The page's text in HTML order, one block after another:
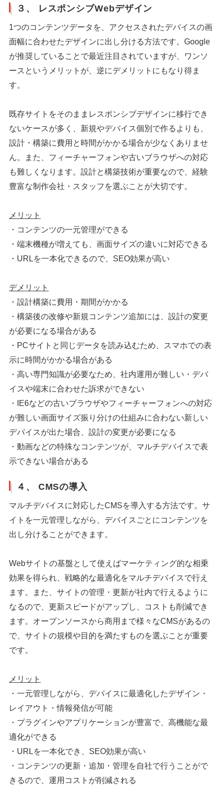
３、 レスポンシブWebデザイン
1つのコンテンツデータを、アクセスされたデバイスの画
面幅に合わせたデザインに出し分ける方法です。Google
が推奨していることで最近注目されていますが、ワンソ
ースというメリットが、逆にデメリットにもなり得ま
す。
既存サイトをそのままレスポンシブデザインに移行でき
ないケースが多く、新規やデバイス個別で作るよりも、
設計・構築に費用と時間がかかる場合が少なくありませ
ん。また、フィーチャーフォンや古いブラウザへの対応
も難しくなります。設計と構築技術が重要なので、経験
豊富な制作会社・スタッフを選ぶことが大切です。
メリット
・コンテンツの一元管理ができる
・端末機種が増えても、画面サイズの違いに対応できる
・URLを一本化できるので、SEO効果が高い
デメリット
・設計構築に費用・期間がかかる
・構築後の改修や新規コンテンツ追加には、設計の変更
が必要になる場合がある
・PCサイトと同じデータを読み込むため、スマホでの表
示に時間がかかる場合がある
・高い専門知識が必要なため、社内運用が難しい・デバ
イスや端末に合わせた訴求ができない
・IE6などの古いブラウザやフィーチャーフォンへの対応
が難しい画面サイズ振り分けの仕組みに合わない新しい
デバイスが出た場合、設計の変更が必要になる
・動画などの特殊なコンテンツが、マルチデバイスで表
示できない場合がある
４、 CMSの導入
マルチデバイスに対応したCMSを導入する方法です。サ
イトを一元管理しながら、デバイスごとにコンテンツを
出し分けることができます。
Webサイトの基盤として使えばマーケティング的な相乗
効果を得られ、戦略的な最適化をマルチデバイスで行え
ます。また、サイトの管理・更新が社内で行えるように
なるので、更新スピードがアップし、コストも削減でき
ます。オープンソースから商用まで様々なCMSがあるの
で、サイトの規模や目的を満たすものを選ぶことが重要
です。
メリット
・一元管理しながら、デバイスに最適化したデザイン・
レイアウト・情報発信が可能
・プラグインやアプリケーションが豊富で、高機能な最
適化ができる
・URLを一本化でき、SEO効果が高い
・コンテンツの更新・追加・管理を自社で行うことがで
きるので、運用コストが削減される